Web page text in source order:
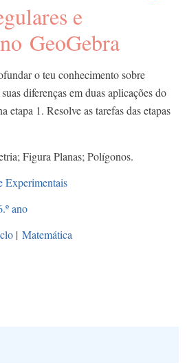
e
GeoGebra
o teu conhecimento sobre
diferenças em duas aplicações do
etapa 1. Resolve as tarefas das etapas
Figura Planas; Polígonos.
Experimentais
ano
| Matemática